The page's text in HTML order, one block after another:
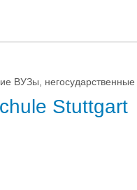
ВУЗы, негосударственные
Stuttgart